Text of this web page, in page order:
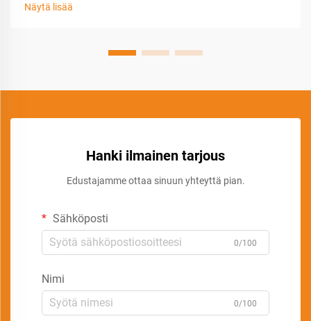
Näytä lisää
Hanki ilmainen tarjous
Edustajamme ottaa sinuun yhteyttä pian.
Sähköposti
0/100
Nimi
0/100